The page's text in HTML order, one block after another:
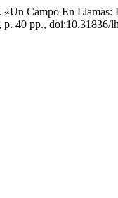
«Un Campo En
p. 40 pp., doi:10.31836/